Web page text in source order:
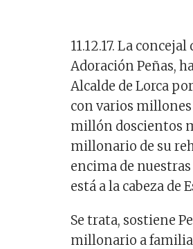
11.12.17. La
Adoración Peñas,
Alcalde de Lorca
con varios millones
millón doscientos
millonario de su
encima de
está a la cabeza de
Se trata, sostiene
millonario a